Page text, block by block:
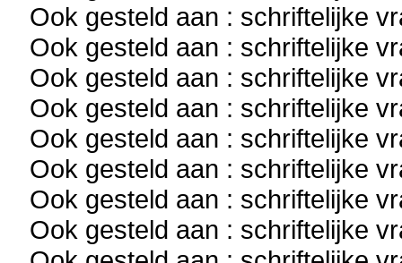
Ook gesteld aan : schriftelijke
Ook gesteld aan : schriftelijke
Ook gesteld aan : schriftelijke
Ook gesteld aan : schriftelijke
Ook gesteld aan : schriftelijke
Ook gesteld aan : schriftelijke
Ook gesteld aan : schriftelijke
Ook gesteld aan : schriftelijke